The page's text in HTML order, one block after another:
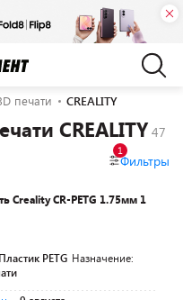
печати CREALITY
CREALITY
Фильтры
1
Creality CR-PETG 1.75мм 1
Пластик PETG Назначение: